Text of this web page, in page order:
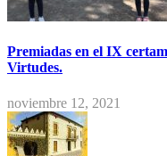
Premiadas en el IX
Virtudes.
noviembre 12, 2021